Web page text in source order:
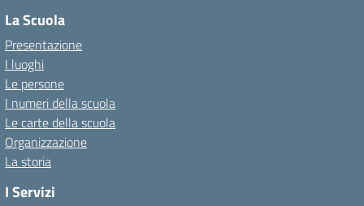
La Scuola
Presentazione
I luoghi
Le persone
I numeri della scuola
Le carte della scuola
Organizzazione
La storia
I Servizi